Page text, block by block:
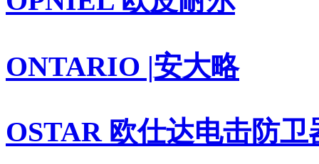
ONTARIO |安大略
OSTAR 欧仕达电击防卫